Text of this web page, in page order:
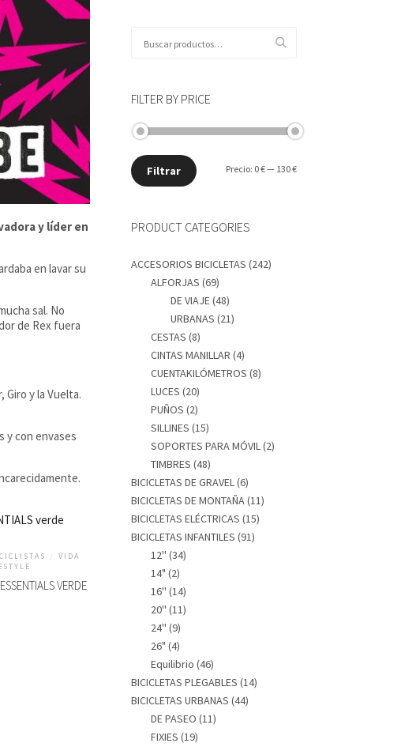
y líder en
en lavar su
sal. No
de Rex fuera
y la Vuelta.
y con envases
/
VIDA
VERDE
FILTER BY PRICE
Precio
Precio
Filtrar Precio: 0 €— 130 €
PRODUCT CATEGORIES
ACCESORIOS BICICLETAS (242)
ALFORJAS (69)
DE VIAJE(48)
URBANAS (21)
CESTAS (8)
CINTAS MANILLAR (4)
CUENTAKILÓMETROS (8)
LUCES (20)
PUÑOS (2)
SILLINES (15)
SOPORTES PARA MÓVIL(2)
TIMBRES (48)
BICICLETAS DE GRAVEL(6)
BICICLETAS DE MONTAÑA(11)
BICICLETAS ELÉCTRICAS (15)
BICICLETAS INFANTILES (91)
12'' (34)
14" (2)
16'' (14)
20'' (11)
24'' (9)
26" (4)
Equilibrio (46)
BICICLETAS PLEGABLES (14)
BICICLETAS URBANAS (44)
DE PASEO (11)
FIXIES (19)